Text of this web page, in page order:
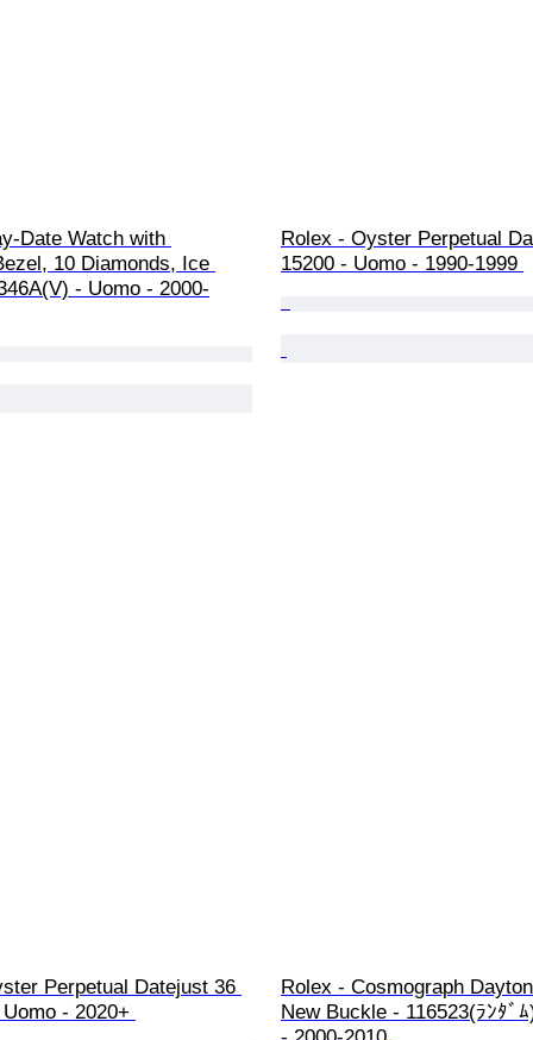
Date Watch with
10 Diamonds, Ice
- Uomo - 2000-
Rolex - Oyster Perpetual
15200 - Uomo - 1990-1999
Perpetual Datejust 36
- 2020+
Rolex - Cosmograph
New Buckle - 116523(ﾗﾝﾀﾞ